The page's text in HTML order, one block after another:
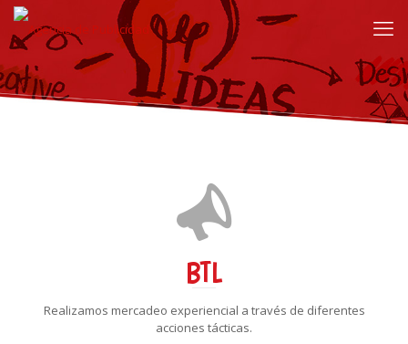
BTL
Realizamos mercadeo experiencial a través de diferentes
acciones tácticas.